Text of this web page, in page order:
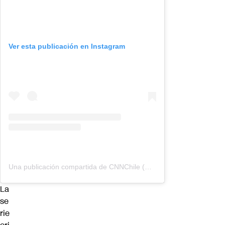
Ver esta publicación en Instagram
La
se
rie